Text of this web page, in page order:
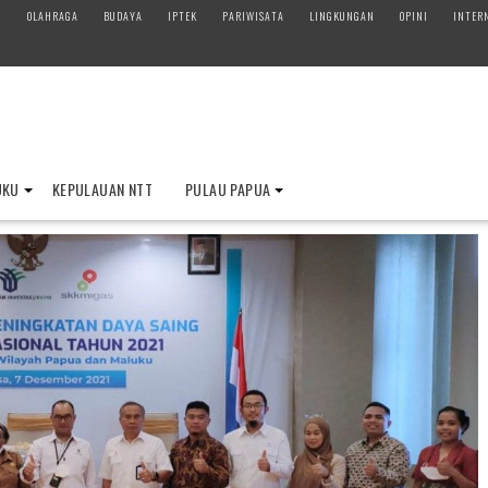
OLAHRAGA BUDAYA IPTEK PARIWISATA LINGKUNGAN OPINI
KEPULAUAN NTT PULAU PAPUA